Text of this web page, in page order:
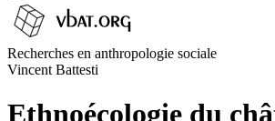
Recherches en anthropologie sociale
Vincent Battesti
Ethnoécologie du